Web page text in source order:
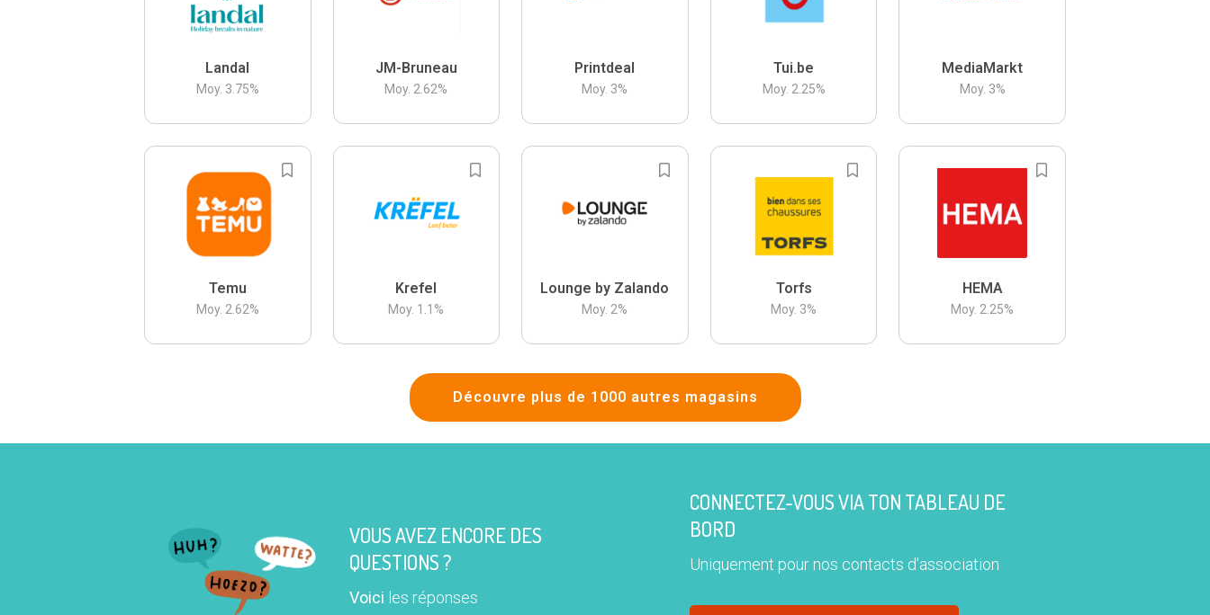
Landal
Moy. 3.75%
JM-Bruneau
Moy. 2.62%
Printdeal
Moy. 3%
Tui.be
Moy. 2.25%
MediaMarkt
Moy. 3%
Temu
Moy. 2.62%
Krefel
Moy. 1.1 %
Lounge by Zalando
Moy. 2%
Torfs
Moy. 3%
HEMA
Moy. 2.25%
Découvre plus de 1000 autres magasins
VOUS AVEZ ENCORE DES
QUESTIONS ?
Voici les réponses
CONNECTEZ-VOUS VIA TON TABLEAU DE
BORD
Uniquement pour nos contacts d'association